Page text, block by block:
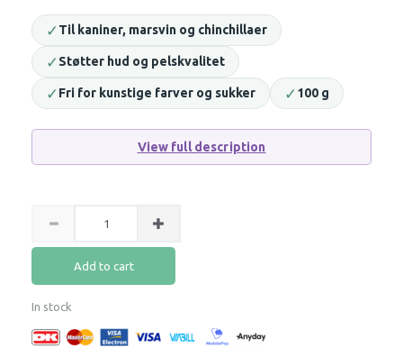
✓Til kaniner, marsvin og chinchillaer
✓Støtter hud og pelskvalitet
✓Fri for kunstige farver og sukker ✓100 g
View full description
Add to cart
In stock